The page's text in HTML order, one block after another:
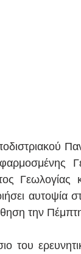
Γεωλογίας
αυτοψία
την
του